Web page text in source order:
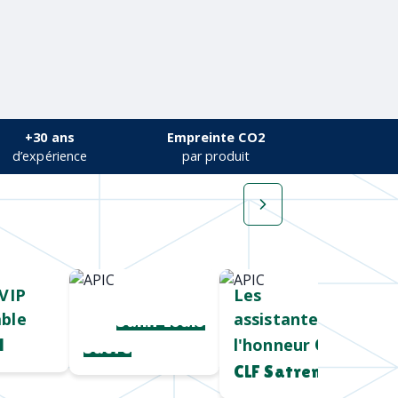
+30 ans
d’expérience
Empreinte CO2
par produit
Saint Louis
Sucre
Les
assistantes à
l'honneur Chez
CLF Satrem